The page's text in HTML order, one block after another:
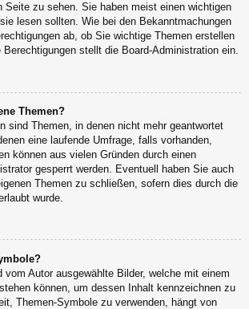
Seite zu sehen. Sie haben meist einen wichtigen
lesen sollten. Wie bei den Bekanntmachungen
ab, ob Sie wichtige Themen erstellen
Berechtigungen stellt die Board-Administration ein.
Themen?
sind Themen, in denen nicht mehr geantwortet
eine laufende Umfrage, falls vorhanden,
können aus vielen Gründen durch einen
gesperrt werden. Eventuell haben Sie auch
Themen zu schließen, sofern dies durch die
wurde.
vom Autor ausgewählte Bilder, welche mit einem
können, um dessen Inhalt kennzeichnen zu
Themen-Symbole zu verwenden, hängt von